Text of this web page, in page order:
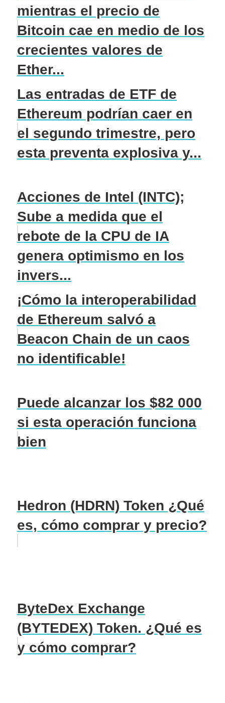
mientras el precio de
Bitcoin cae en medio de los
crecientes valores de
Ether...
Las entradas de ETF de
Ethereum podrían caer en
el segundo trimestre, pero
esta preventa explosiva y...
Acciones de Intel (INTC);
Sube a medida que el
rebote de la CPU de IA
genera optimismo en los
invers...
¡Cómo la interoperabilidad
de Ethereum salvó a
Beacon Chain de un caos
no identificable!
Puede alcanzar los $82 000
si esta operación funciona
bien
Hedron (HDRN) Token ¿Qué
es, cómo comprar y precio?
ByteDex Exchange
(BYTEDEX) Token. ¿Qué es
y cómo comprar?